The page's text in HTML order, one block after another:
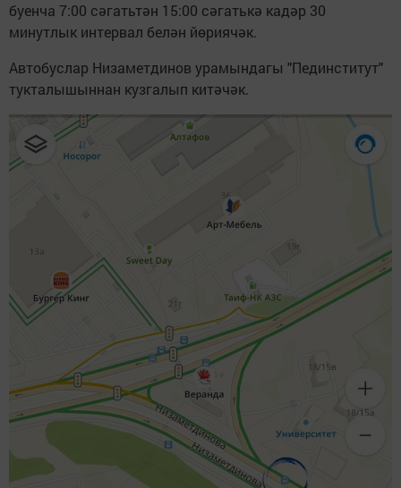
буенча 7:00 сәгатьтән 15:00 сәгатькә кадәр 30
минутлык интервал белән йөриячәк.
Автобуслар Низаметдинов урамындагы "Пединститут"
тукталышыннан кузгалып китәчәк.